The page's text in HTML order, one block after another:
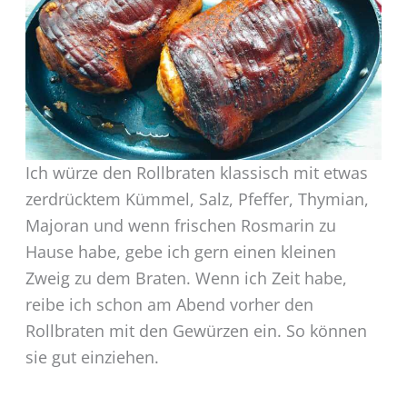
Ich würze den Rollbraten klassisch mit etwas
zerdrücktem Kümmel, Salz, Pfeffer, Thymian,
Majoran und wenn frischen Rosmarin zu
Hause habe, gebe ich gern einen kleinen
Zweig zu dem Braten. Wenn ich Zeit habe,
reibe ich schon am Abend vorher den
Rollbraten mit den Gewürzen ein. So können
sie gut einziehen.